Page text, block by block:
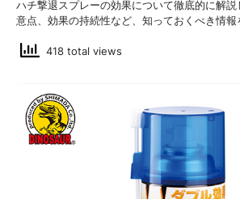
ハチ撃退スプレーの効果について徹底的に解
意点、効果の持続性など、知っておくべき情報
418 total views